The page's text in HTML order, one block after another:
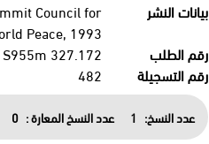
بيانات النشر
Council for
Peace, 1993.
رقم الطلب
327.172 S955m
رقم التسجيلة
482
عدد النسخ: 1 عدد النسخ المعارة : 0